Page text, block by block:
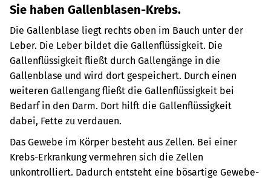
Sie haben Gallenblasen-Krebs.
Die Gallenblase liegt rechts oben im Bauch unter der
Leber. Die Leber bildet die Gallenflüssigkeit. Die
Gallenflüssigkeit fließt durch Gallengänge in die
Gallenblase und wird dort gespeichert. Durch einen
weiteren Gallengang fließt die Gallenflüssigkeit bei
Bedarf in den Darm. Dort hilft die Gallenflüssigkeit
dabei, Fette zu verdauen.
Das Gewebe im Körper besteht aus Zellen. Bei einer
Krebs-Erkrankung vermehren sich die Zellen
unkontrolliert. Dadurch entsteht eine bösartige Gewebe-